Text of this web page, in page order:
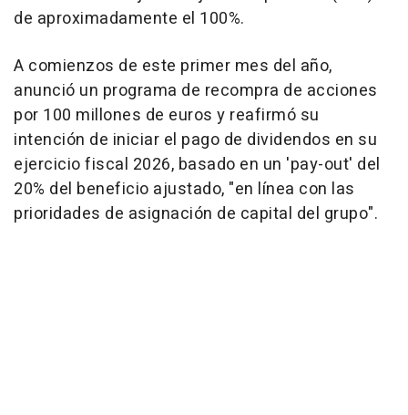
de aproximadamente el 100%.
A comienzos de este primer mes del año,
anunció un programa de recompra de acciones
por 100 millones de euros y reafirmó su
intención de iniciar el pago de dividendos en su
ejercicio fiscal 2026, basado en un 'pay-out' del
20% del beneficio ajustado, "en línea con las
prioridades de asignación de capital del grupo".